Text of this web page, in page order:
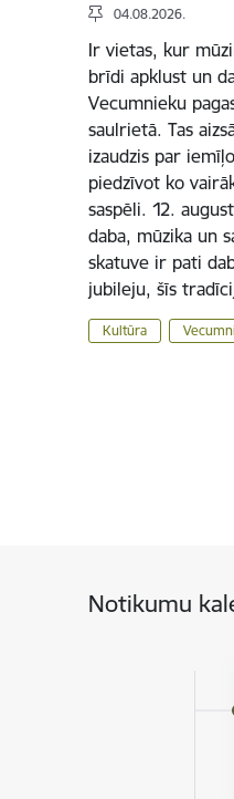
04.08.2026.
Ir vietas, kur
brīdi apklust un
Vecumnieku
saulrietā. Tas
izaudzis par
piedzīvot ko
saspēli. 12.
daba, mūzika un
skatuve ir pati
jubileju, šīs
Kultūra
Notikumu